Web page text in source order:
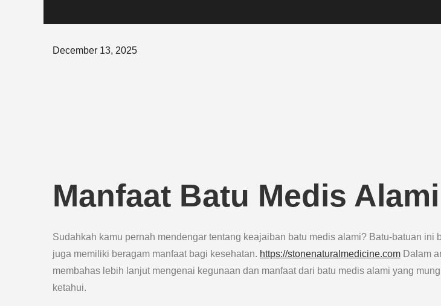
Posted
December 13, 2025
Manfaat Batu Medis Alami
Sudahkah kamu pernah mendengar tentang keajaiban batu medis alami? Batu-batuan ini
juga memiliki beragam manfaat bagi kesehatan. https://stonenaturalmedicine.com Dalam
membahas lebih lanjut mengenai kegunaan dan manfaat dari batu medis alami yang
ketahui.